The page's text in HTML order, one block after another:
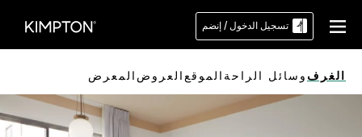
تسجيل الدخول / إنضم
الغرف وسائل الراحة الموقع العروض المعرض